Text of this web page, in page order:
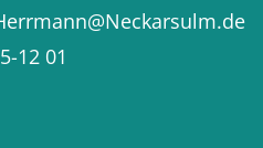
sich ein
12 01